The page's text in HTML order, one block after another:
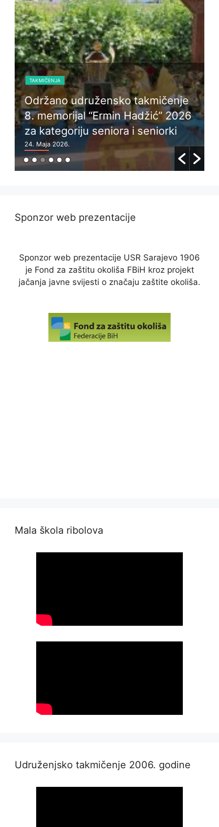
TAKMIČENJA
Održano udružensko takmičenje
8. memorijal “Ermin Hadžić” 2026
za kategoriju seniora i seniorki
24. Maja 2026.
Sponzor web prezentacije
Sponzor web prezentacije USR Sarajevo 1906
je Fond za zaštitu okoliša FBiH kroz projekt
jačanja javne svijesti o značaju zaštite okoliša.
Mala škola ribolova
Udruženjsko takmičenje 2006. godine